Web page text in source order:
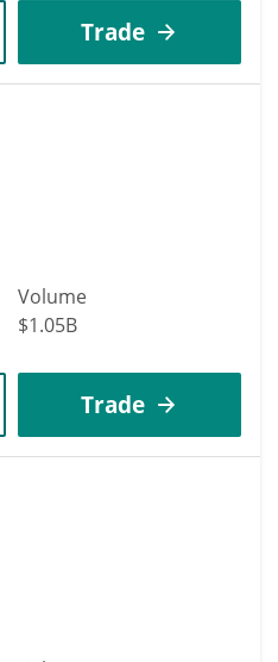
Trade
Volume
$1.05B
Trade